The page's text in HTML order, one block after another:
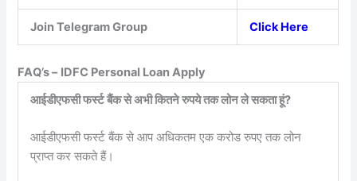
Join Telegram Group Click Here
FAQ’s – IDFC Personal Loan Apply
आईडीएफसी फर्स्ट बैंक से अभी कितने रुपये तक लोन ले सकता हूं?
आईडीएफसी फर्स्ट बैंक से आप अधिकतम एक करोड रुपए तक लोन
प्राप्त कर सकते हैं।